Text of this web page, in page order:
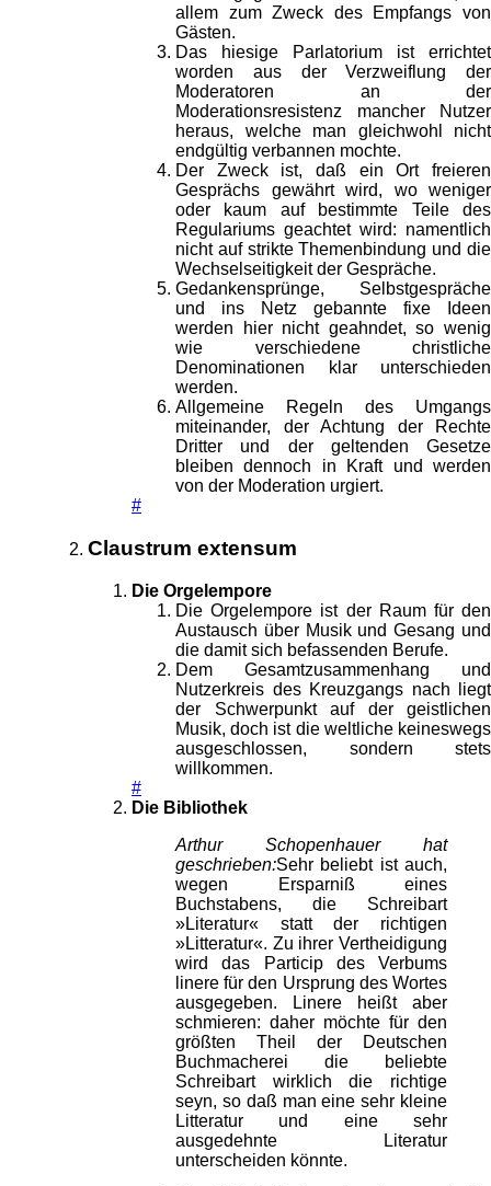
allem zum Zweck des Empfangs von
Gästen.
Das hiesige Parlatorium ist errichtet
worden aus der Verzweiflung der
Moderatoren an der
Moderationsresistenz mancher Nutzer
heraus, welche man gleichwohl nicht
endgültig verbannen mochte.
Der Zweck ist, daß ein Ort freieren
Gesprächs gewährt wird, wo weniger
oder kaum auf bestimmte Teile des
Regulariums geachtet wird: namentlich
nicht auf strikte Themenbindung und die
Wechselseitigkeit der Gespräche.
Gedankensprünge, Selbstgespräche
und ins Netz gebannte fixe Ideen
werden hier nicht geahndet, so wenig
wie verschiedene christliche
Denominationen klar unterschieden
werden.
Allgemeine Regeln des Umgangs
miteinander, der Achtung der Rechte
Dritter und der geltenden Gesetze
bleiben dennoch in Kraft und werden
von der Moderation urgiert.
#
Claustrum extensum
Die Orgelempore
Die Orgelempore ist der Raum für den
Austausch über Musik und Gesang und
die damit sich befassenden Berufe.
Dem Gesamtzusammenhang und
Nutzerkreis des Kreuzgangs nach liegt
der Schwerpunkt auf der geistlichen
Musik, doch ist die weltliche keineswegs
ausgeschlossen, sondern stets
willkommen.
#
Die Bibliothek
Arthur Schopenhauer hat
geschrieben:Sehr beliebt ist auch,
wegen Ersparniß eines
Buchstabens, die Schreibart
»Literatur« statt der richtigen
»Litteratur«. Zu ihrer Vertheidigung
wird das Particip des Verbums
linere für den Ursprung des Wortes
ausgegeben. Linere heißt aber
schmieren: daher möchte für den
größten Theil der Deutschen
Buchmacherei die beliebte
Schreibart wirklich die richtige
seyn, so daß man eine sehr kleine
Litteratur und eine sehr
ausgedehnte Literatur
unterscheiden könnte.